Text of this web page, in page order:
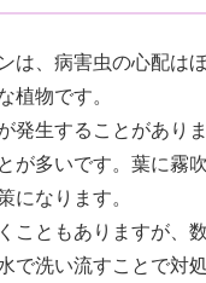
は、病害虫の心配は
植物です。
発生することがあり
が多いです。葉に霧
になります。
こともありますが、
で洗い流すことで対